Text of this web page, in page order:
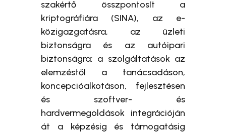
szakértő összpontosít a
kriptográfiára (SINA), az e-
közigazgatásra, az üzleti
biztonságra és az autóipari
biztonságra; a szolgáltatások az
elemzéstől a tanácsadáson,
koncepcióalkotáson, fejlesztésen
és szoftver- és
hardvermegoldások integrációján
át a képzésig és támogatásig